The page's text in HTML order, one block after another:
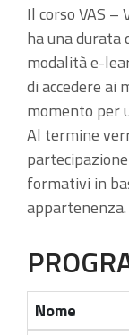
Il corso VAS
ha una durata
modalità e-
di accedere ai
momento per
Al termine
formativi in
appartenenza.
Nome